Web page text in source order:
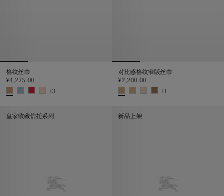
格纹丝巾
¥4,275.00
+3
对比感格纹窄版丝巾
¥2,200.00
+1
皇家收藏信托系列 新品上架